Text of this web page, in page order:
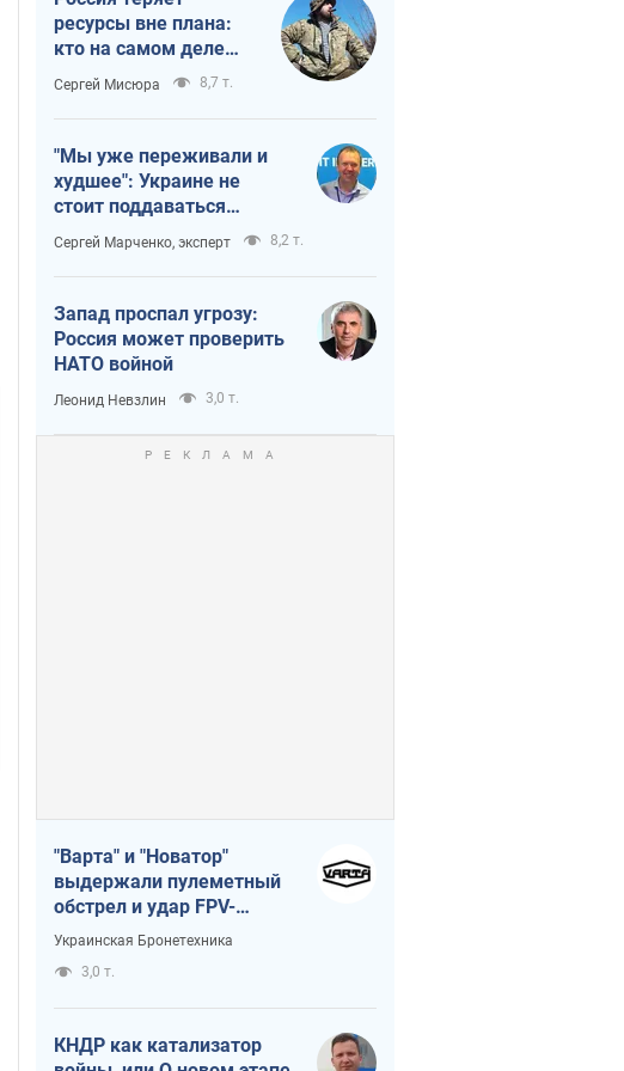
ресурсы вне плана:
кто на самом деле
диктует темп войны
Сергей Мисюра 8,7 т.
"Мы уже переживали и
худшее": Украине не
стоит поддаваться
отчаянию из-за
ракетного террора
Сергей Марченко, эксперт 8,2 т.
Запад проспал угрозу:
Россия может проверить
НАТО войной
Леонид Невзлин 3,0 т.
"Варта" и "Новатор"
выдержали пулеметный
обстрел и удар FPV-
дрона, сохранив жизнь
Украинская Бронетехника
3,0 т.
КНДР как катализатор